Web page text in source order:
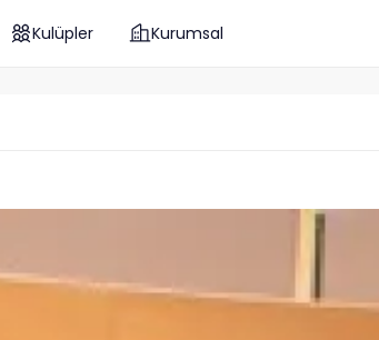
Kulüpler Kurumsal